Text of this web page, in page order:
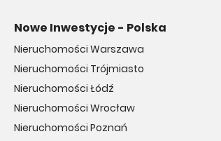
Nowe Inwestycje - Polska
Nieruchomości Warszawa
Nieruchomości Trójmiasto
Nieruchomości Łódź
Nieruchomości Wrocław
Nieruchomości Poznań